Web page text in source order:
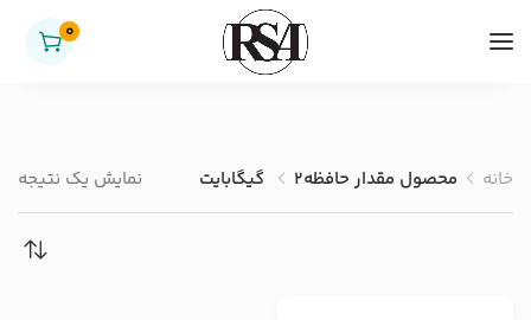
0
خانه محصول مقدار حافظه2 گیگابایت نمایش یک نتیجه